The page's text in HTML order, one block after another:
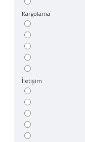
Kargolama
İletişim